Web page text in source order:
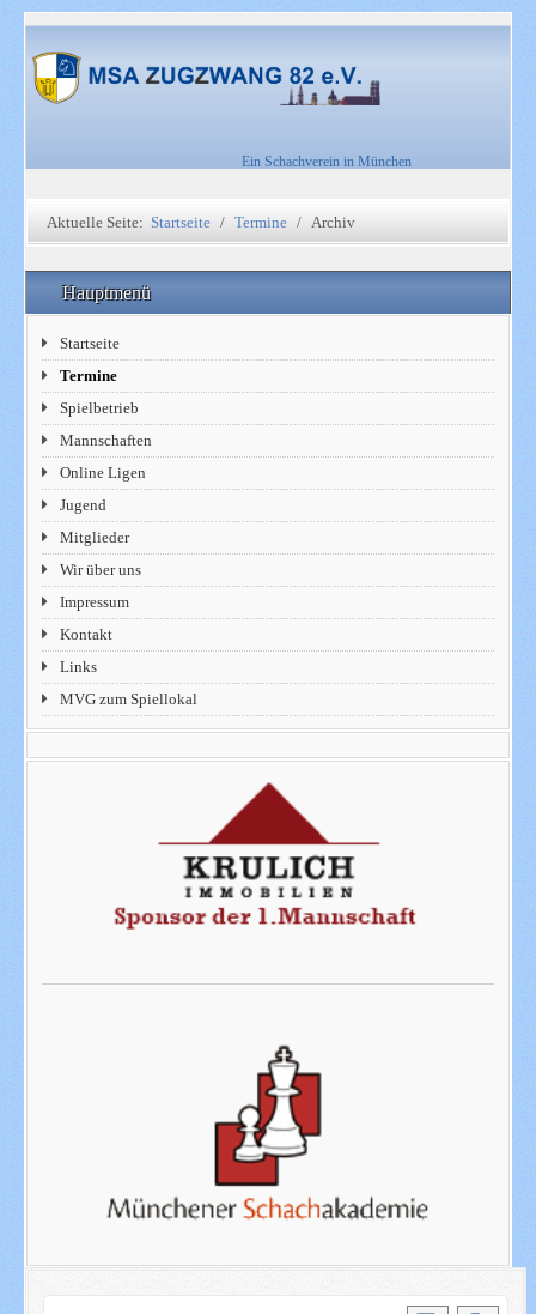
Ein Schachverein in München
Aktuelle Seite: Startseite Termine Archiv
Hauptmenü
Startseite
Termine
Spielbetrieb
Mannschaften
Online Ligen
Jugend
Mitglieder
Wir über uns
Impressum
Kontakt
Links
MVG zum Spiellokal